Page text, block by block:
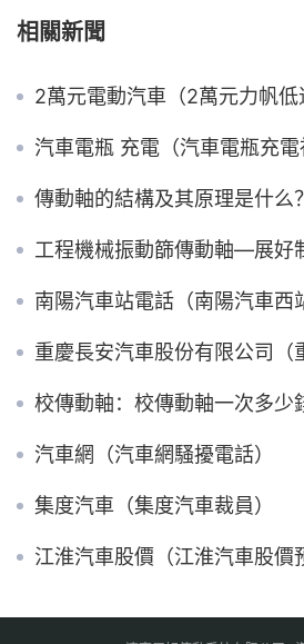
相關新聞
2萬元電動汽車（2萬元力帆低
汽車電瓶 充電（汽車電瓶充電
傳動軸的結構及其原理是什么
工程機械振動篩傳動軸—展好
南陽汽車站電話（南陽汽車西
重慶長安汽車股份有限公司（重慶長安
校傳動軸：校傳動軸一次多少
汽車網（汽車網騷擾電話）
集度汽車（集度汽車裁員）
江淮汽車股價（江淮汽車股價